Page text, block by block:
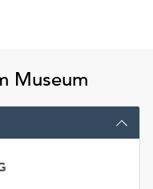
Museum